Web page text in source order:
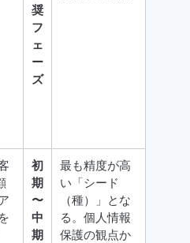
奨
フ
ェ
ー
ズ
初
期
〜
中
期
最も精度が高
い「シード
（種）」とな
る。個人情報
保護の観点か